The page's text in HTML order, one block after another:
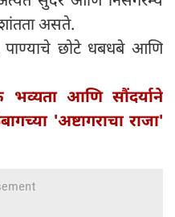
असते.
छोटे धबधबे आणि
भव्यता आणि सौंदर्याने
'अष्टागराचा राजा'